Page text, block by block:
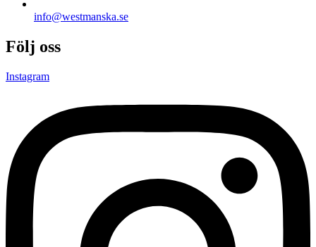
info@westmanska.se
Följ oss
Instagram